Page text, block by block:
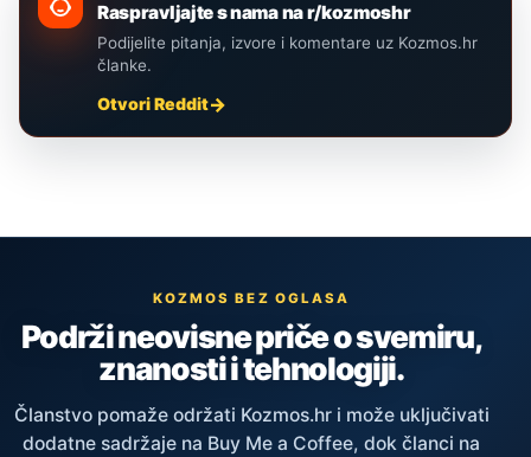
Raspravljajte s nama na r/kozmoshr
Podijelite pitanja, izvore i komentare uz Kozmos.hr
članke.
Otvori Reddit
KOZMOS BEZ OGLASA
Podrži neovisne priče o svemiru,
znanosti i tehnologiji.
Članstvo pomaže održati Kozmos.hr i može uključivati
dodatne sadržaje na Buy Me a Coffee, dok članci na